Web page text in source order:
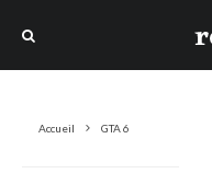
Accueil GTA 6